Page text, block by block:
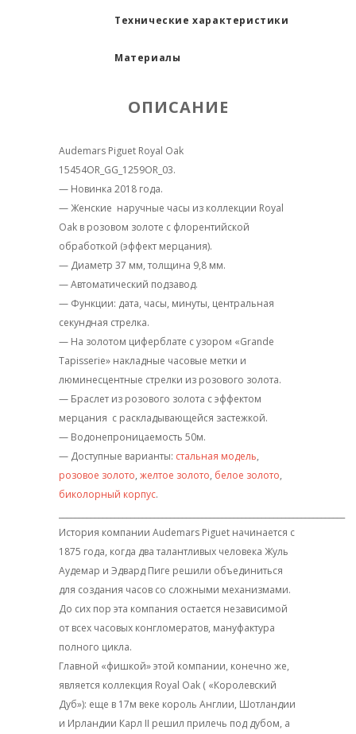
Технические характеристики
Материалы
ОПИСАНИЕ
Audemars Piguet Royal Oak
15454OR_GG_1259OR_03.
— Новинка 2018 года.
— Женские наручные часы из коллекции Royal
Oak в розовом золоте с флорентийской
обработкой (эффект мерцания).
— Диаметр 37 мм, толщина 9,8 мм.
— Автоматический подзавод.
— Функции: дата, часы, минуты, центральная
секундная стрелка.
— На золотом циферблате с узором «Grande
Tapisserie» накладные часовые метки и
люминесцентные стрелки из розового золота.
— Браслет из розового золота с эффектом
мерцания с раскладывающейся застежкой.
— Водонепроницаемость 50м.
— Доступные варианты: стальная модель,
розовое золото, желтое золото, белое золото,
биколорный корпус.
История компании Audemars Piguet начинается с
1875 года, когда два талантливых человека Жуль
Аудемар и Эдвард Пиге решили объединиться
для создания часов со сложными механизмами.
До сих пор эта компания остается независимой
от всех часовых конгломератов, мануфактура
полного цикла.
Главной «фишкой» этой компании, конечно же,
является коллекция Royal Oak ( «Королевский
Дуб»): еще в 17м веке король Англии, Шотландии
и Ирландии Карл II решил прилечь под дубом, а